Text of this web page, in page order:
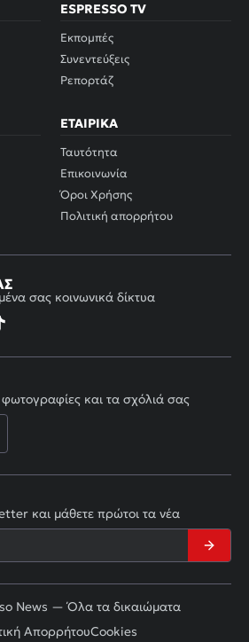
ESPRESSO TV
Εκπομπές
Συνεντεύξεις
Ρεπορτάζ
ΕΤΑΙΡΙΚΆ
Ταυτότητα
Επικοινωνία
Όροι Χρήσης
Πολιτική απορρήτου
σας κοινωνικά δίκτυα
φωτογραφίες και τα σχόλιά σας
και μάθετε πρώτοι τα νέα
News — Όλα τα δικαιώματα
ΑπορρήτουCookies